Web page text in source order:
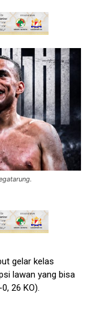
gelar kelas
lawan yang bisa
26 KO).